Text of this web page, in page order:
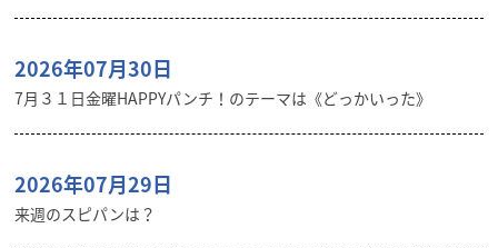
2026年07月30日
7月３１日金曜HAPPYパンチ！のテーマは《どっかいった》
2026年07月29日
来週のスピパンは？